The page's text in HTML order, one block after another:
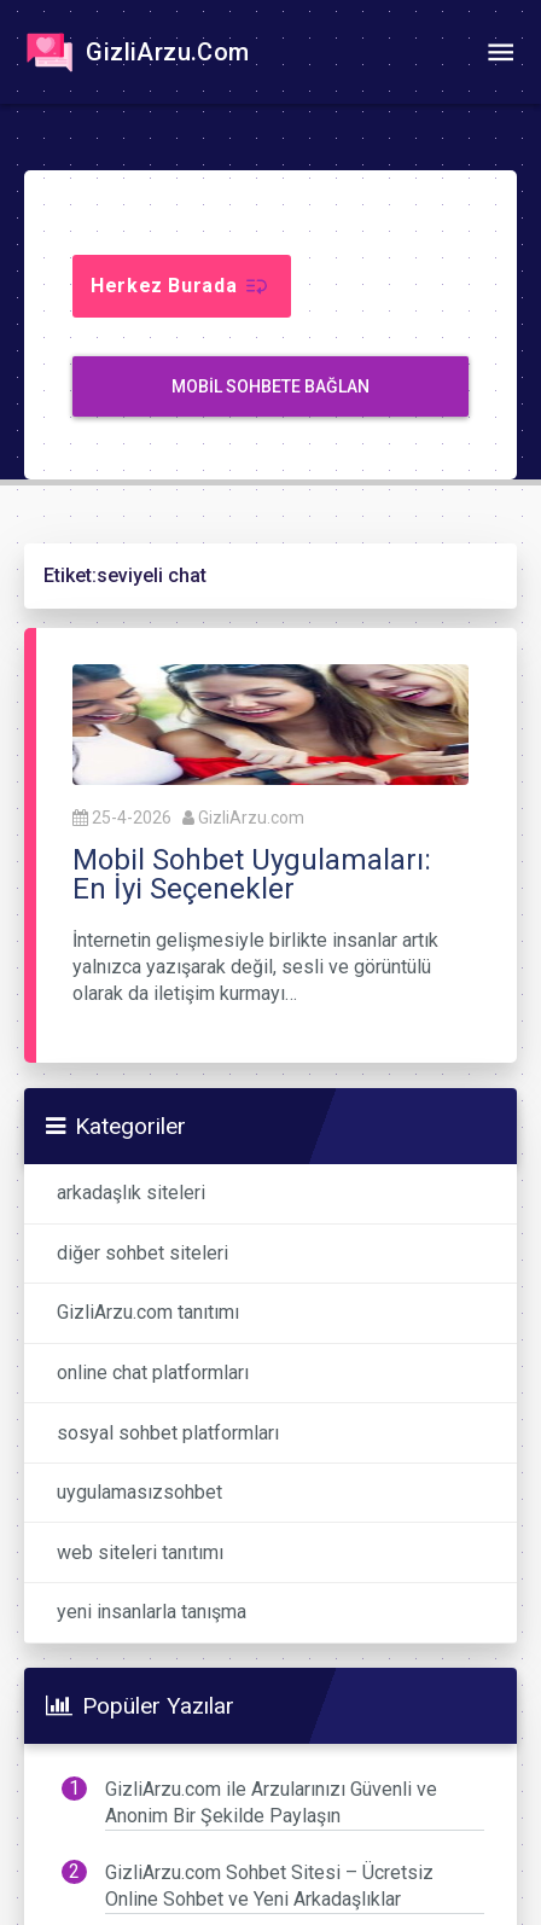
GizliArzu.Com
Herkez Burada
MOBIL SOHBETE BAĞLAN
Etiket:seviyeli chat
25-4-2026 GizliArzu.com
Mobil Sohbet Uygulamaları:
En İyi Seçenekler
İnternetin gelişmesiyle birlikte insanlar artık
yalnızca yazışarak değil, sesli ve görüntülü
olarak da iletişim kurmayı…
Kategoriler
arkadaşlık siteleri
diğer sohbet siteleri
GizliArzu.com tanıtımı
online chat platformları
sosyal sohbet platformları
uygulamasızsohbet
web siteleri tanıtımı
yeni insanlarla tanışma
Popüler Yazılar
GizliArzu.com ile Arzularınızı Güvenli ve
Anonim Bir Şekilde Paylaşın
GizliArzu.com Sohbet Sitesi – Ücretsiz
Online Sohbet ve Yeni Arkadaşlıklar